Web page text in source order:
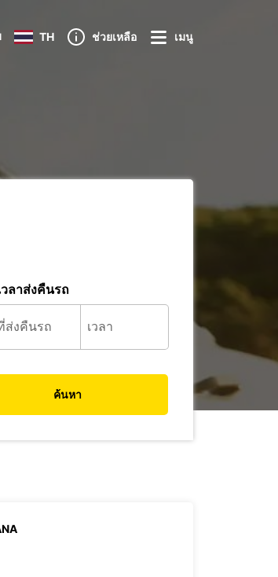
TH ช่วยเหลือ เมนู
ลาส่งคืนรถ
ค้นหา